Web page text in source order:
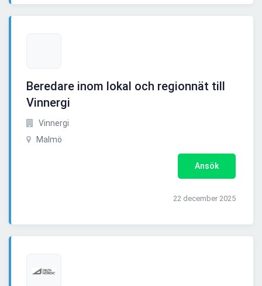
Beredare inom lokal och regionnät till
Vinnergi
Vinnergi
Malmö
Ansök
22 december 2025